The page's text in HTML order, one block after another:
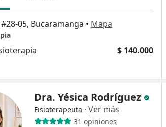
#28-05, Bucaramanga • Mapa
$ 140.000
Dra. Yésica Rodríguez
Fisioterapeuta · Ver más
31 opiniones